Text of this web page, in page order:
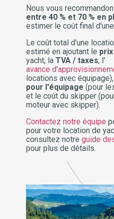
Nous vous
entre 40 % et 70 % en
estimer le coût final
Le coût total d'une
estimé en ajoutant le
yacht, la TVA / taxes, l'
avance
locations avec
pour l'équipage (pour
et le coût du skipper
moteur avec skipper).
Contactez notre équipe
pour votre location de
consultez notre guide
pour plus de détails.